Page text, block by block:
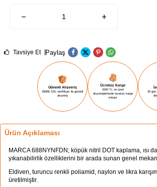
Tavsiye Et Paylaş
Güvenli Alışveriş
256Bit SSL sertifikası ile güvenli
alışveriş
Ücretsiz Kargo
2000 TL ve üzeri
alışverişlerinizde ücretsiz kargo
imkanı
30 gün
Ürün Açıklaması
MARCA 688NYNFDN; köpük nitril DOT kaplama, ısı
yıkanabilirlik özelliklerini bir arada sunan genel
Eldiven, turuncu renkli poliamid, naylon ve likra
üretilmiştir.